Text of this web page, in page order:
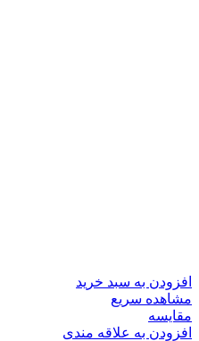
افزودن به سبد خرید
مشاهده سریع
مقایسه
افزودن به علاقه مندی